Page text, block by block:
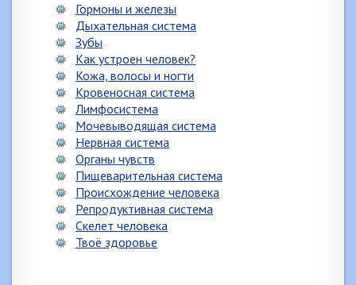
Гормоны и железы
Дыхательная система
Зубы
Как устроен человек?
Кожа, волосы и ногти
Кровеносная система
Лимфосистема
Мочевыводящая система
Нервная система
Органы чувств
Пищеварительная система
Происхождение человека
Репродуктивная система
Скелет человека
Твоё здоровье